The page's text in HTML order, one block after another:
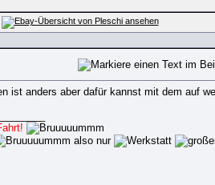
ist anders aber dafür kannst mit dem auf
also nur